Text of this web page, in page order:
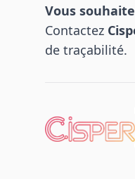
Vous
Contactez
de traçabilité.
Contact et